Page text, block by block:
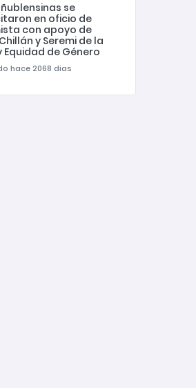
se
en oficio de
con apoyo de
y Seremi de la
Equidad de Género
hace 2068 dias